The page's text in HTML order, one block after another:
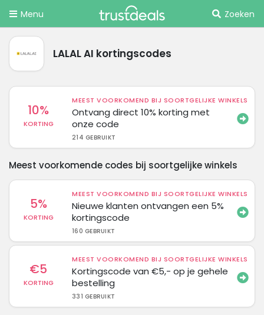
Menu Zoeken
LALAL AI kortingscodes
10%
KORTING
MEEST VOORKOMEND BIJ SOORTGELIJKE WINKELS
Ontvang direct 10% korting met
onze code
214 GEBRUIKT
Meest voorkomende codes bij soortgelijke winkels
5%
KORTING
MEEST VOORKOMEND BIJ SOORTGELIJKE WINKELS
Nieuwe klanten ontvangen een 5%
kortingscode
160 GEBRUIKT
€5
KORTING
MEEST VOORKOMEND BIJ SOORTGELIJKE WINKELS
Kortingscode van €5,- op je gehele
bestelling
331 GEBRUIKT